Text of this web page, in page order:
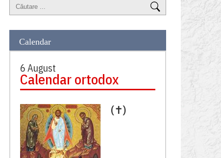
Calendar
6 August
Calendar ortodox
(✝)